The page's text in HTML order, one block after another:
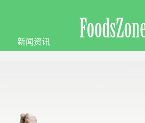
新闻资讯